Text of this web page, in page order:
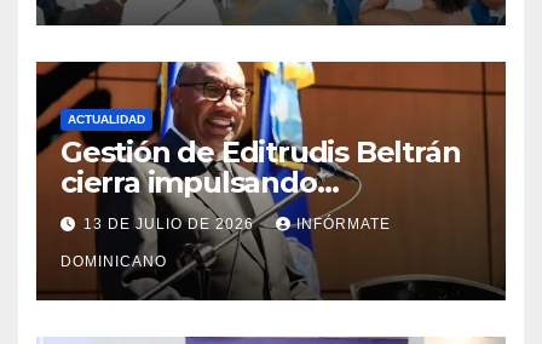
ACTUALIDAD
Gestión de Editrudis Beltrán
cierra impulsando
modernización, expansión y
transformación institucional
13 DE JULIO DE 2026 INFÓRMATE
DOMINICANO